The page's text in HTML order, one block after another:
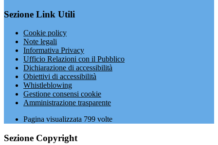
Sezione Link Utili
Cookie policy
Note legali
Informativa Privacy
Ufficio Relazioni con il Pubblico
Dichiarazione di accessibilità
Obiettivi di accessibilità
Whistleblowing
Gestione consensi cookie
Amministrazione trasparente
Pagina visualizzata 799 volte
Sezione Copyright